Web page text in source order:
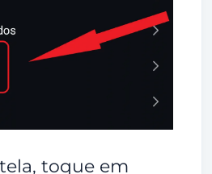
toque em